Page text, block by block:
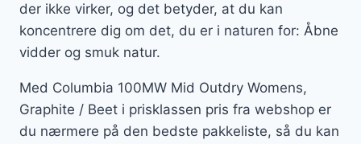
der ikke virker, og det betyder, at du kan
koncentrere dig om det, du er i naturen for: Åbne
vidder og smuk natur.
Med Columbia 100MW Mid Outdry Womens,
Graphite / Beet i prisklassen pris fra webshop er
du nærmere på den bedste pakkeliste, så du kan